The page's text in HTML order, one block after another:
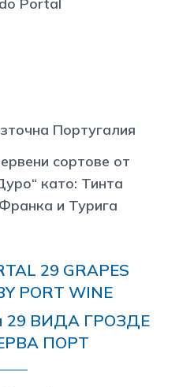
Португалия
сортове от
като: Тинта
и Турига
29 GRAPES
PORT WINE
29 ВИДА ГРОЗДE
ПОРТ